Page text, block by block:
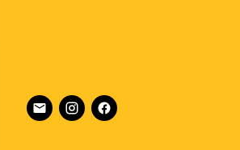
Follow XR Sør on